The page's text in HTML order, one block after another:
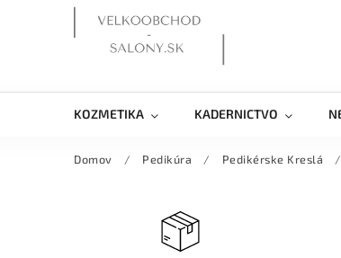
KOZMETIKA KADERNICTVO
Domov / Pedikúra / Pedikérske Kreslá /